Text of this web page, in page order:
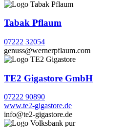
Tabak Pflaum
07222 32054
genuss@wernerpflaum.com
TE2 Gigastore GmbH
07222 90890
www.te2-gigastore.de
info@te2-gigastore.de